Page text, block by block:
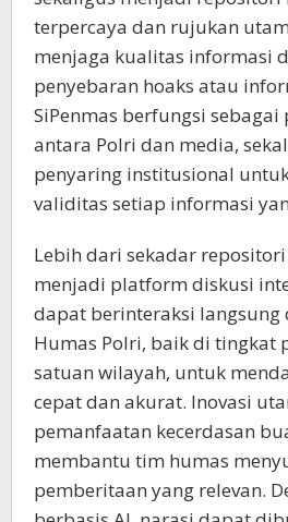
terpercaya dan rujukan
menjaga kualitas informasi
penyebaran hoaks atau
SiPenmas berfungsi sebagai
antara Polri dan media,
penyaring institusional
validitas setiap informasi
Lebih dari sekadar repositori
menjadi platform diskusi
dapat berinteraksi langsung
Humas Polri, baik di tingkat
satuan wilayah, untuk
cepat dan akurat. Inovasi
pemanfaatan kecerdasan
membantu tim humas
pemberitaan yang relevan.